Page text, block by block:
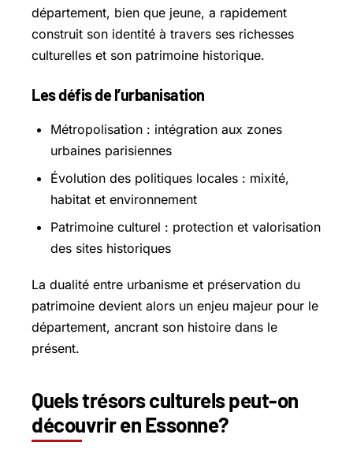
département, bien que jeune, a rapidement
construit son identité à travers ses richesses
culturelles et son patrimoine historique.
Les défis de l’urbanisation
Métropolisation : intégration aux zones
urbaines parisiennes
Évolution des politiques locales : mixité,
habitat et environnement
Patrimoine culturel : protection et valorisation
des sites historiques
La dualité entre urbanisme et préservation du
patrimoine devient alors un enjeu majeur pour le
département, ancrant son histoire dans le
présent.
Quels trésors culturels peut-on
découvrir en Essonne?